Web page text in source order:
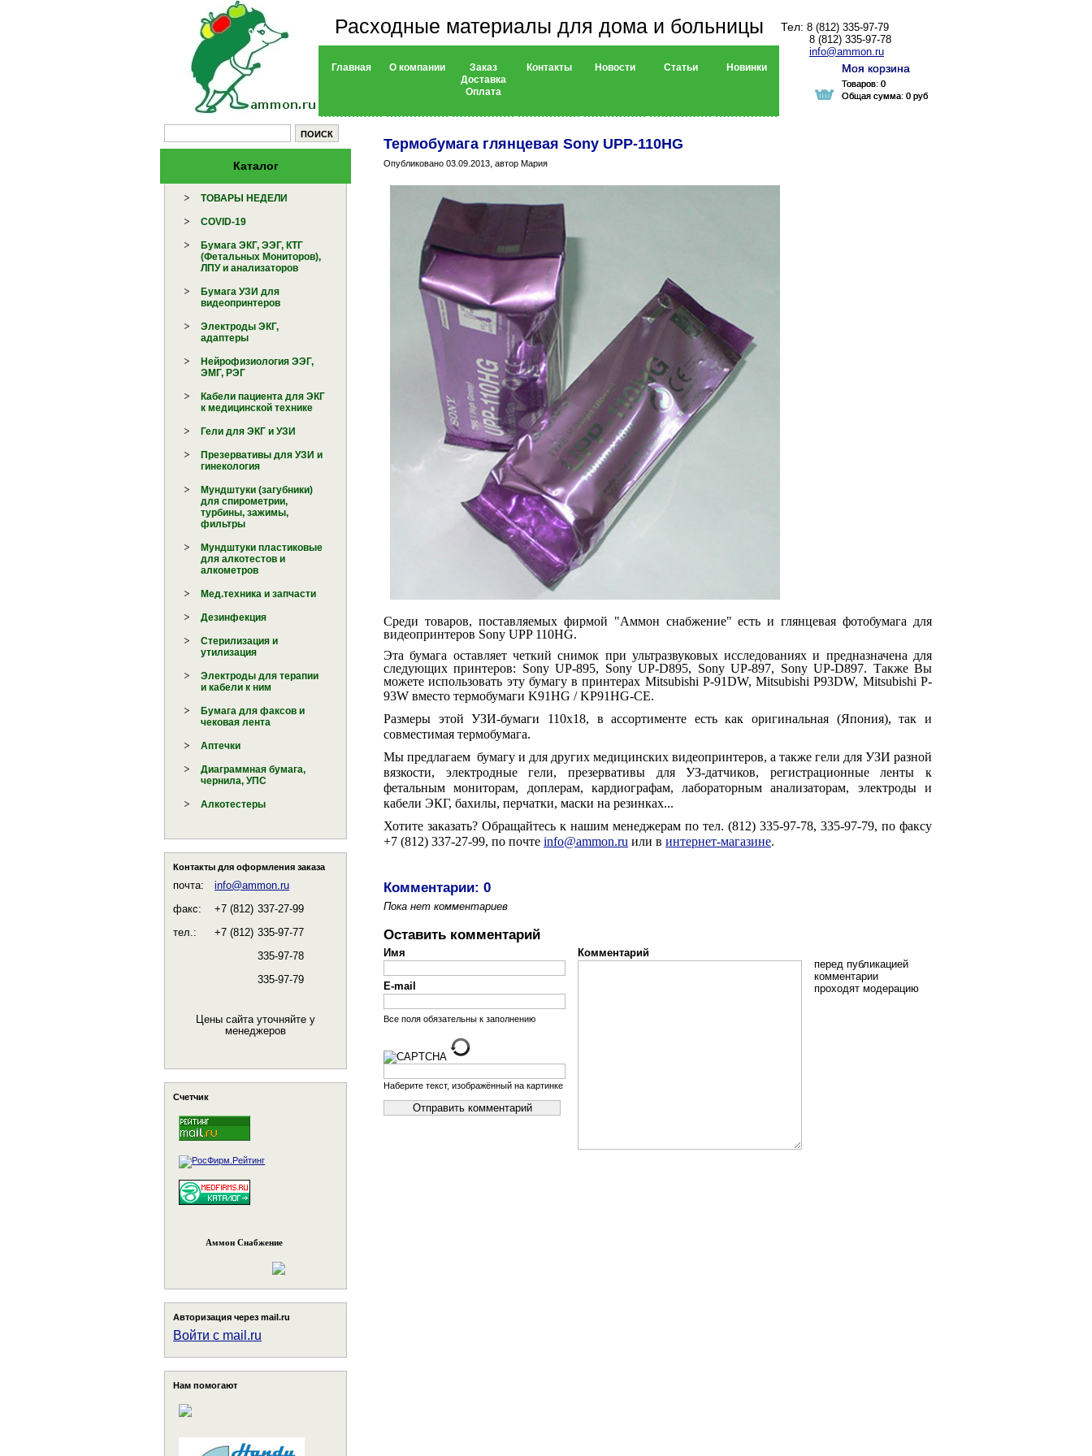
Расходные материалы для дома и больницы Тел: 8 (812) 335-97-79
8 (812) 335-97-78
info@ammon.ru
Моя корзина
Товаров: 0
Общая сумма: 0 руб
Главная О компании
Заказ
Доставка
Оплата
Контакты Новости Статьи Новинки Моя корзина
Товаров: 0
Общая сумма: 0 руб
Каталог
ТОВАРЫ НЕДЕЛИ
COVID-19
Бумага ЭКГ, ЭЭГ, КТГ
(Фетальных Мониторов),
ЛПУ и анализаторов
Бумага УЗИ для
видеопринтеров
Электроды ЭКГ,
адаптеры
Нейрофизиология ЭЭГ,
ЭМГ, РЭГ
Кабели пациента для ЭКГ
к медицинской технике
Гели для ЭКГ и УЗИ
Презервативы для УЗИ и
гинекология
Мундштуки (загубники)
для спирометрии,
турбины, зажимы,
фильтры
Мундштуки пластиковые
для алкотестов и
алкометров
Мед.техника и запчасти
Дезинфекция
Стерилизация и
утилизация
Электроды для терапии
и кабели к ним
Бумага для факсов и
чековая лента
Аптечки
Диаграммная бумага,
чернила, УПС
Алкотестеры
Контакты для оформления заказа
почта:
info@ammon.ru
факс:
+7 (812) 337-27-99
тел.:
+7 (812) 335-97-77
335-97-78
335-97-79
Цены сайта уточняйте у
менеджеров
Счетчик
Аммон Снабжение
Авторизация через mail.ru
Войти с mail.ru
Нам помогают
Термобумага глянцевая Sony UPP-110HG
Опубликовано 03.09.2013, автор Мария
Среди товаров, поставляемых фирмой "Аммон снабжение" есть и глянцевая фотобумага для
видеопринтеров Sony UPP 110HG.
Эта бумага оставляет четкий снимок при ультразвуковых исследованиях и предназначена для
следующих принтеров: Sony UP-895, Sony UP-D895, Sony UP-897, Sony UP-D897. Также Вы
можете использовать эту бумагу в принтерах Mitsubishi P-91DW, Mitsubishi P93DW, Mitsubishi P-
93W вместо термобумаги K91HG / KP91HG-CE.
Размеры этой УЗИ-бумаги 110х18, в ассортименте есть как оригинальная (Япония), так и
совместимая термобумага.
Мы предлагаем бумагу и для других медицинских видеопринтеров, а также гели для УЗИ разной
вязкости, электродные гели, презервативы для УЗ-датчиков, регистрационные ленты к
фетальным мониторам, доплерам, кардиографам, лабораторным анализаторам, электроды и
кабели ЭКГ, бахилы, перчатки, маски на резинках...
Хотите заказать? Обращайтесь к нашим менеджерам по тел. (812) 335-97-78, 335-97-79, по факсу
+7 (812) 337-27-99, по почте info@ammon.ru или в интернет-магазине.
Комментарии: 0
Пока нет комментариев
Оставить комментарий
Имя
E-mail
Все поля обязательны к заполнению
Наберите текст, изображённый на картинке
Комментарий
перед публикацией
комментарии
проходят модерацию